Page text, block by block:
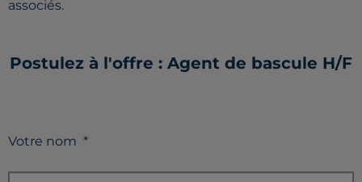
associés.
Postulez à l'offre : Agent de bascule H/F
Votre nom *